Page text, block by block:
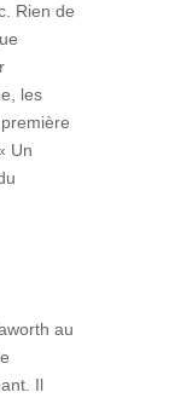
Rien de
les
Un
au
Il